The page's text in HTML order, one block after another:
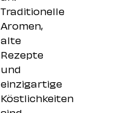
Traditionelle
Aromen,
alte
Rezepte
und
einzigartige
Köstlichkeiten